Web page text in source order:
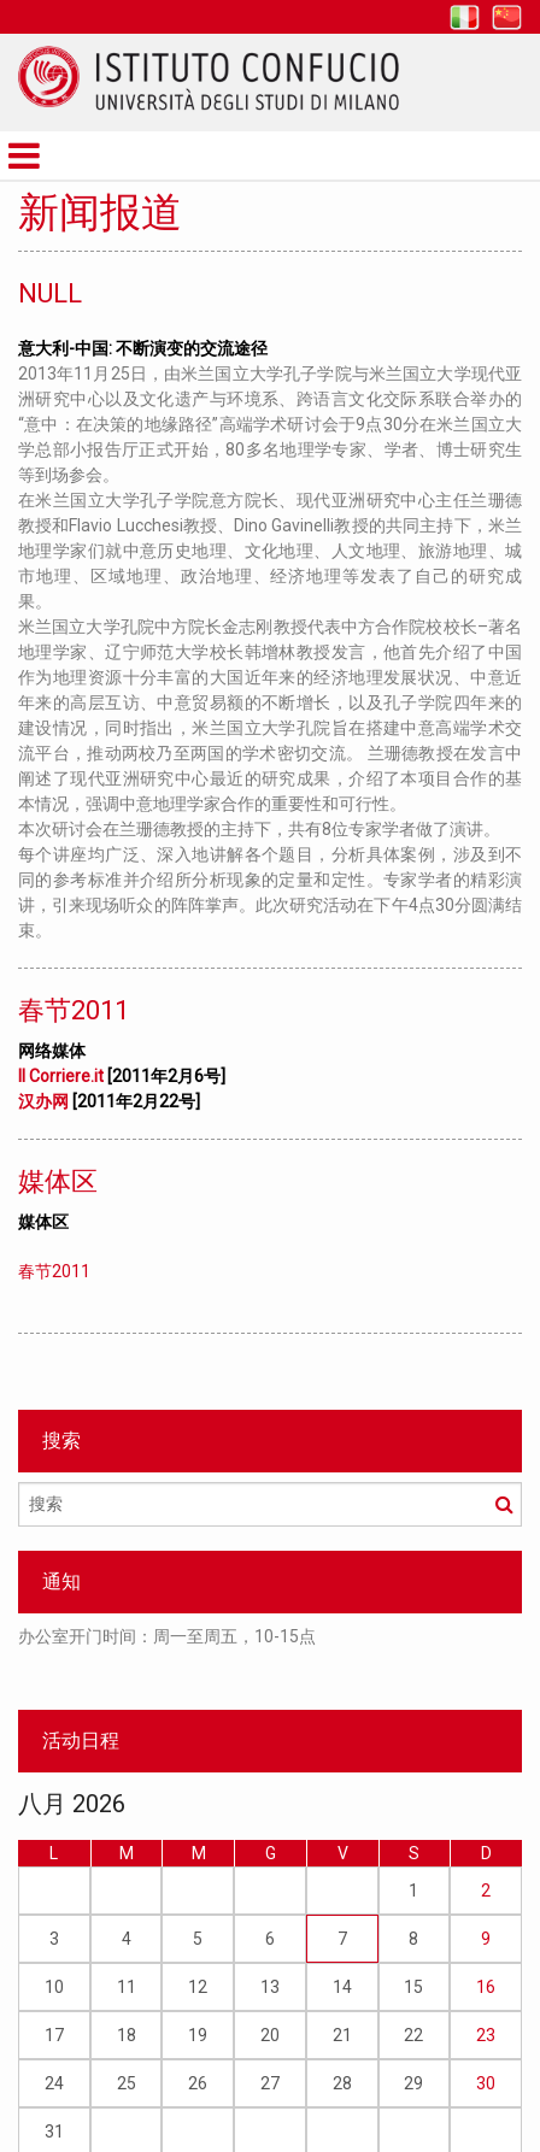
Confucio
新闻报道
NULL
意大利-中国: 不断演变的交流途径
2013年11月25日，由米兰国立大学孔子学院与米兰国立大学现代亚
洲研究中心以及文化遗产与环境系、跨语言文化交际系联合举办的
“意中：在决策的地缘路径”高端学术研讨会于9点30分在米兰国立大
学总部小报告厅正式开始，80多名地理学专家、学者、博士研究生
等到场参会。
在米兰国立大学孔子学院意方院长、现代亚洲研究中心主任兰珊德
教授和Flavio Lucchesi教授、Dino Gavinelli教授的共同主持下，米兰
地理学家们就中意历史地理、文化地理、人文地理、旅游地理、城
市地理、区域地理、政治地理、经济地理等发表了自己的研究成
果。
米兰国立大学孔院中方院长金志刚教授代表中方合作院校校长–著名
地理学家、辽宁师范大学校长韩增林教授发言，他首先介绍了中国
作为地理资源十分丰富的大国近年来的经济地理发展状况、中意近
年来的高层互访、中意贸易额的不断增长，以及孔子学院四年来的
建设情况，同时指出，米兰国立大学孔院旨在搭建中意高端学术交
流平台，推动两校乃至两国的学术密切交流。 兰珊德教授在发言中
阐述了现代亚洲研究中心最近的研究成果，介绍了本项目合作的基
本情况，强调中意地理学家合作的重要性和可行性。
本次研讨会在兰珊德教授的主持下，共有8位专家学者做了演讲。
每个讲座均广泛、深入地讲解各个题目，分析具体案例，涉及到不
同的参考标准并介绍所分析现象的定量和定性。专家学者的精彩演
讲，引来现场听众的阵阵掌声。此次研究活动在下午4点30分圆满结
束。
春节2011
网络媒体
Il Corriere.it [2011年2月6号]
汉办网 [2011年2月22号]
媒体区
媒体区
春节2011
搜索
搜
索
通知
办公室开门时间：周一至周五，10-15点
活动日程
八月 2026
L M M G V S
D
1
2
3 4 5 6 7 8 9
10 11 12 13 14 15 16
17 18 19 20 21 22 23
24 25 26 27 28 29 30
31